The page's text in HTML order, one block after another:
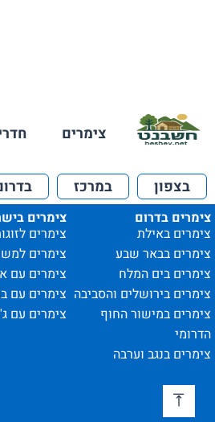
צימרים
בצפון במרכז
צימרים בדרום
צימרים באילת
צימרים בבאר שבע
צימרים בים המלח
צימרים בירושלים והסביבה
צימרים במישור החוף
הדרומי
צימרים בנגב וערבה
צימרים
צימרים
צימרים
צימרים עם
צימרים עם
צימרים עם